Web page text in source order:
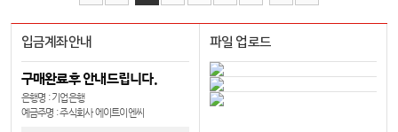
입금계좌안내
구매완료후 안내드립니다.
은행명 : 기업은행
예금주명 : 주식회사 에이트이엔씨
파일 업로드